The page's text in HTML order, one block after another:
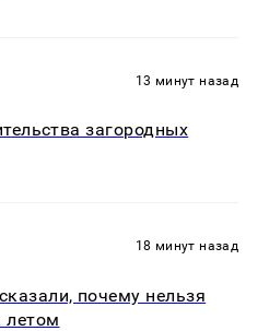
13 минут назад
загородных
18 минут назад
почему нельзя
летом